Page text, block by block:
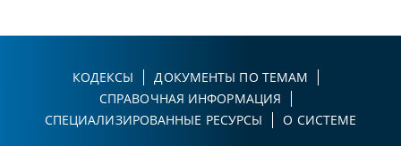
КОДЕКСЫ
ДОКУМЕНТЫ ПО ТЕМАМ
СПРАВОЧНАЯ ИНФОРМАЦИЯ
СПЕЦИАЛИЗИРОВАННЫЕ РЕСУРСЫ
О СИСТЕМЕ